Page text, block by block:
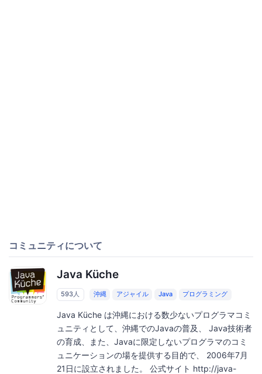
コミュニティについて
Java Küche
593人 沖縄 アジャイル Java プログラミング
Java Küche は沖縄における数少ないプログラマコミ
ュニティとして、沖縄でのJavaの普及、 Java技術者
の育成、また、Javaに限定しないプログラマのコミ
ュニケーションの場を提供する目的で、 2006年7月
21日に設立されました。 公式サイト http://java-